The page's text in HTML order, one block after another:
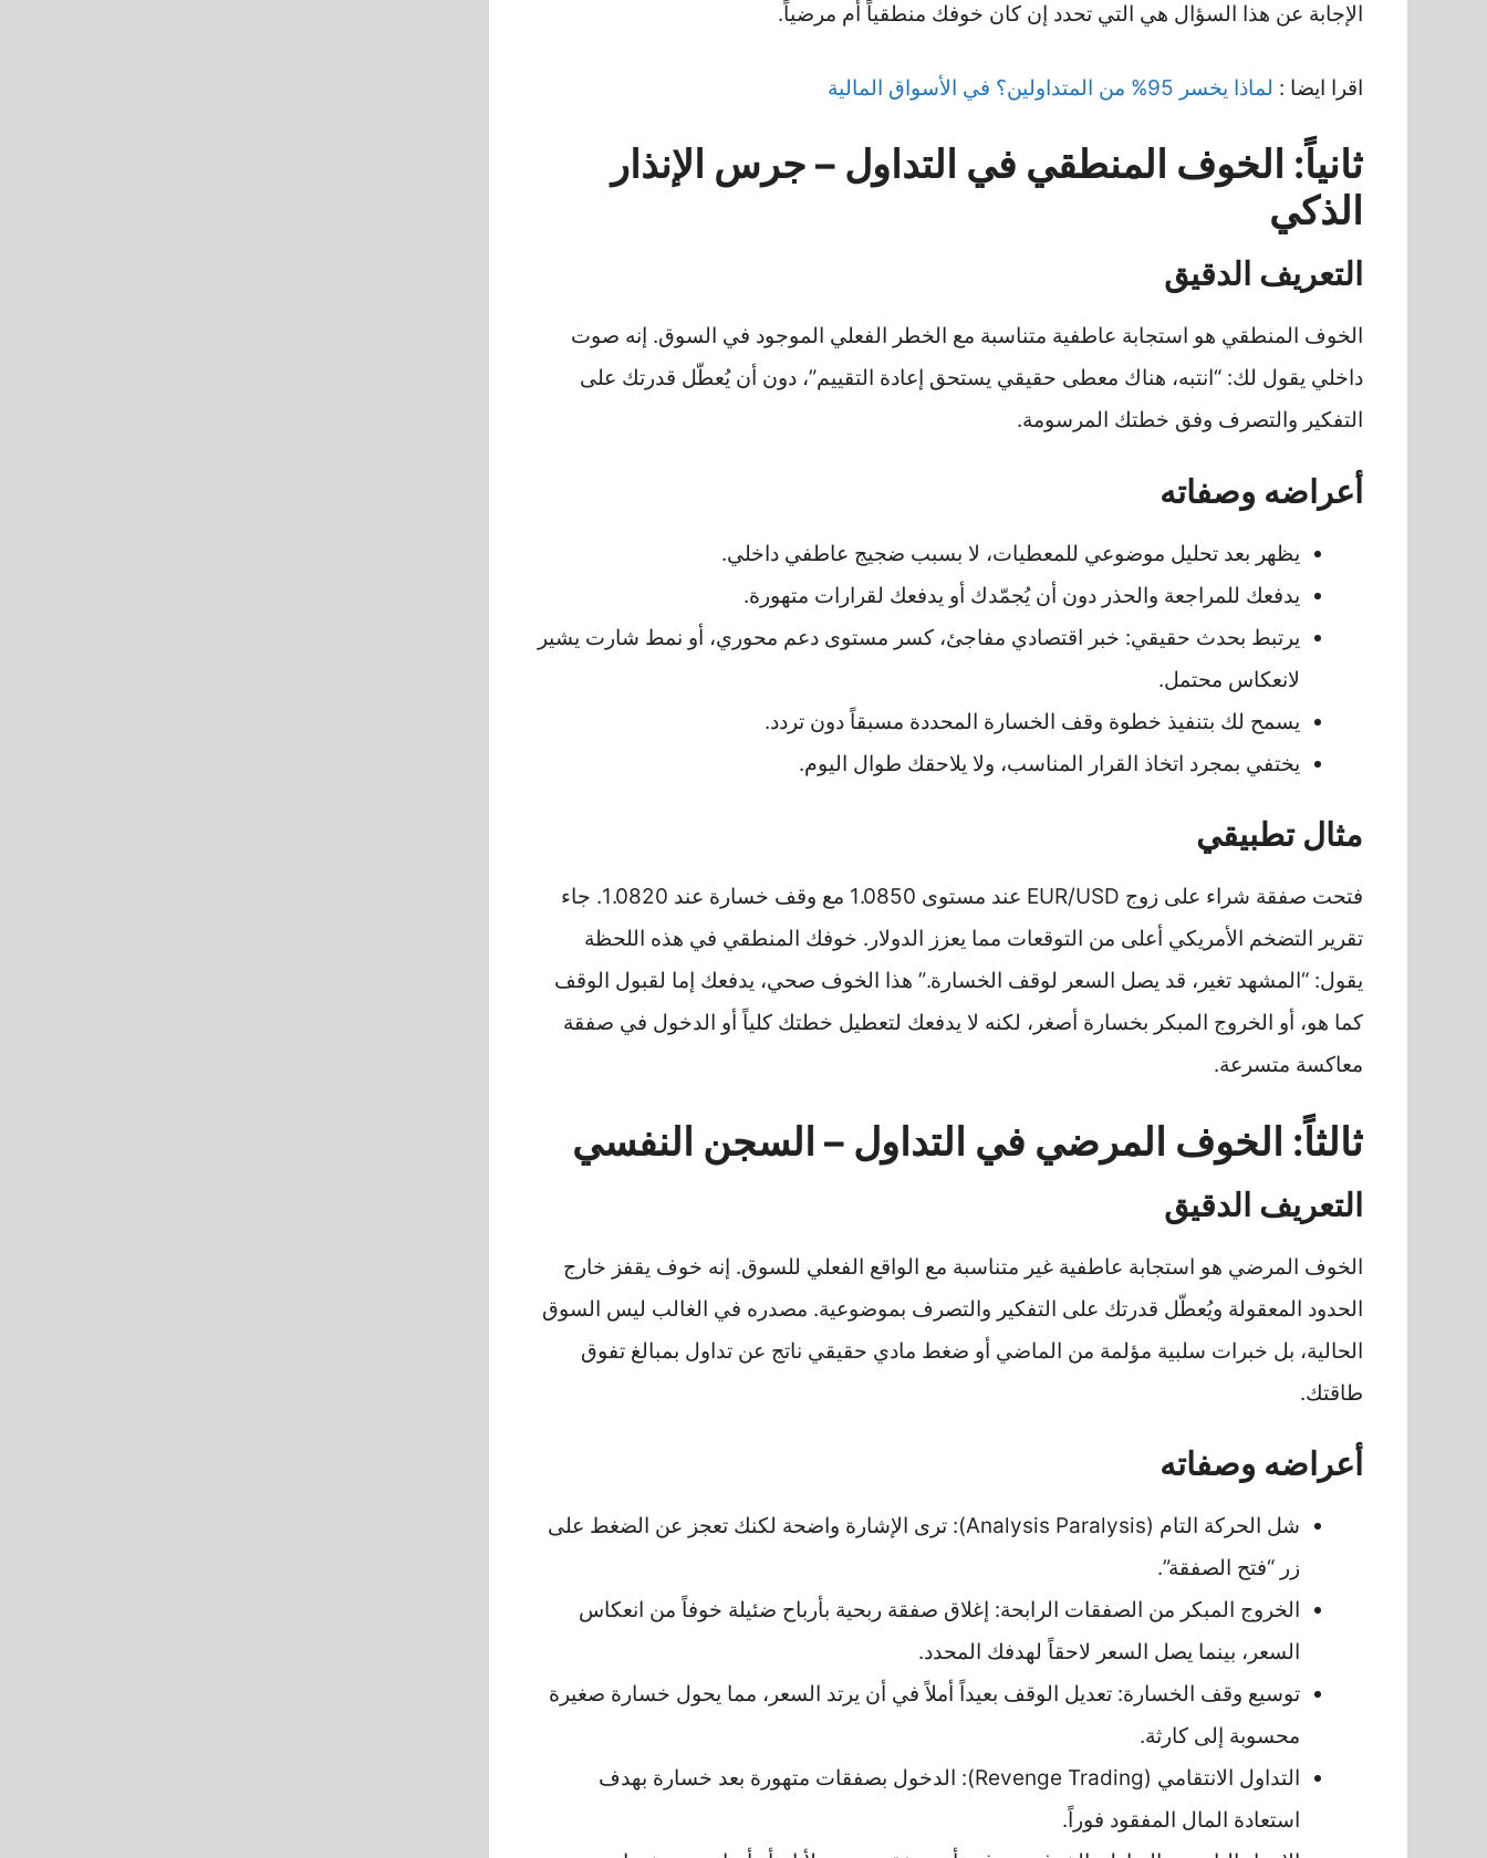
الإجابة عن هذا السؤال هي التي تحدد إن كان خوفك منطقياً أم مرضياً.
اقرا ايضا : لماذا يخسر 95% من المتداولين؟ في الأسواق المالية
ثانياً: الخوف المنطقي في التداول – جرس الإنذار
الذكي
التعريف الدقيق
الخوف المنطقي هو استجابة عاطفية متناسبة مع الخطر الفعلي الموجود في السوق. إنه صوت
داخلي يقول لك: “انتبه، هناك معطى حقيقي يستحق إعادة التقييم”، دون أن يُعطّل قدرتك على
التفكير والتصرف وفق خطتك المرسومة.
أعراضه وصفاته
يظهر بعد تحليل موضوعي للمعطيات، لا بسبب ضجيج عاطفي داخلي.
يدفعك للمراجعة والحذر دون أن يُجمّدك أو يدفعك لقرارات متهورة.
يرتبط بحدث حقيقي: خبر اقتصادي مفاجئ، كسر مستوى دعم محوري، أو نمط شارت يشير
لانعكاس محتمل.
يسمح لك بتنفيذ خطوة وقف الخسارة المحددة مسبقاً دون تردد.
يختفي بمجرد اتخاذ القرار المناسب، ولا يلاحقك طوال اليوم.
مثال تطبيقي
فتحت صفقة شراء على زوج EUR/USD عند مستوى 1.0850 مع وقف خسارة عند 1.0820. جاء
تقرير التضخم الأمريكي أعلى من التوقعات مما يعزز الدولار. خوفك المنطقي في هذه اللحظة
يقول: “المشهد تغير، قد يصل السعر لوقف الخسارة.” هذا الخوف صحي، يدفعك إما لقبول الوقف
كما هو، أو الخروج المبكر بخسارة أصغر، لكنه لا يدفعك لتعطيل خطتك كلياً أو الدخول في صفقة
معاكسة متسرعة.
ثالثاً: الخوف المرضي في التداول – السجن النفسي
التعريف الدقيق
الخوف المرضي هو استجابة عاطفية غير متناسبة مع الواقع الفعلي للسوق. إنه خوف يقفز خارج
الحدود المعقولة ويُعطّل قدرتك على التفكير والتصرف بموضوعية. مصدره في الغالب ليس السوق
الحالية، بل خبرات سلبية مؤلمة من الماضي أو ضغط مادي حقيقي ناتج عن تداول بمبالغ تفوق
طاقتك.
أعراضه وصفاته
شل الحركة التام (Analysis Paralysis): ترى الإشارة واضحة لكنك تعجز عن الضغط على
زر “فتح الصفقة”.
الخروج المبكر من الصفقات الرابحة: إغلاق صفقة ربحية بأرباح ضئيلة خوفاً من انعكاس
السعر، بينما يصل السعر لاحقاً لهدفك المحدد.
توسيع وقف الخسارة: تعديل الوقف بعيداً أملاً في أن يرتد السعر، مما يحول خسارة صغيرة
محسوبة إلى كارثة.
التداول الانتقامي (Revenge Trading): الدخول بصفقات متهورة بعد خسارة بهدف
استعادة المال المفقود فوراً.